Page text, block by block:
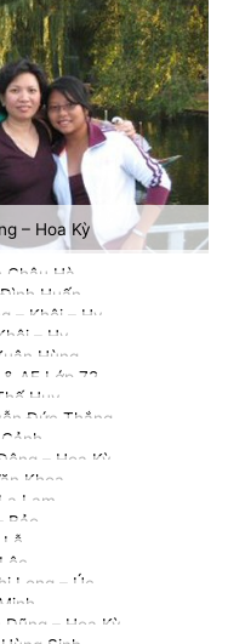
– Hoa Kỳ
Châu Hà
Huấn
– Khôi – Hy
– Hy
Hùng
AE Lớp 72
Huy
Đức Thắng
– Hoa Kỳ
Khoa
Lam
Bảo
Lễ
Long – Úc
– Hoa Kỳ